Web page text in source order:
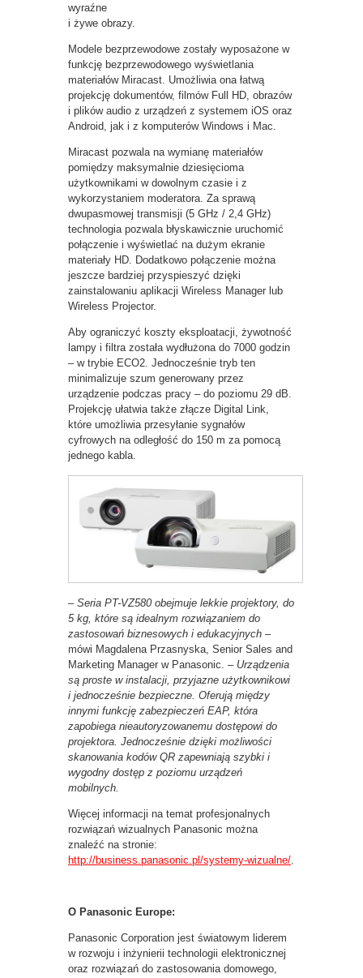
wyraźne
i żywe obrazy.
Modele bezprzewodowe zostały wyposażone w
funkcję bezprzewodowego wyświetlania
materiałów Miracast. Umożliwia ona łatwą
projekcję dokumentów, filmów Full HD, obrazów
i plików audio z urządzeń z systemem iOS oraz
Android, jak i z komputerów Windows i Mac.
Miracast pozwala na wymianę materiałów
pomiędzy maksymalnie dziesięcioma
użytkownikami w dowolnym czasie i z
wykorzystaniem moderatora. Za sprawą
dwupasmowej transmisji (5 GHz / 2,4 GHz)
technologia pozwala błyskawicznie uruchomić
połączenie i wyświetlać na dużym ekranie
materiały HD. Dodatkowo połączenie można
jeszcze bardziej przyspieszyć dzięki
zainstalowaniu aplikacji Wireless Manager lub
Wireless Projector.
Aby ograniczyć koszty eksploatacji, żywotność
lampy i filtra została wydłużona do 7000 godzin
– w trybie ECO2. Jednocześnie tryb ten
minimalizuje szum generowany przez
urządzenie podczas pracy – do poziomu 29 dB.
Projekcję ułatwia także złącze Digital Link,
które umożliwia przesyłanie sygnałów
cyfrowych na odległość do 150 m za pomocą
jednego kabla.
– Seria PT-VZ580 obejmuje lekkie projektory, do
5 kg, które są idealnym rozwiązaniem do
zastosowań biznesowych i edukacyjnych –
mówi Magdalena Przasnyska, Senior Sales and
Marketing Manager w Panasonic. – Urządzenia
są proste w instalacji, przyjazne użytkownikowi
i jednocześnie bezpieczne. Oferują między
innymi funkcję zabezpieczeń EAP, która
zapobiega nieautoryzowanemu dostępowi do
projektora. Jednocześnie dzięki możliwości
skanowania kodów QR zapewniają szybki i
wygodny dostęp z poziomu urządzeń
mobilnych.
Więcej informacji na temat profesjonalnych
rozwiązań wizualnych Panasonic można
znaleźć na stronie:
http://business.panasonic.pl/systemy-wizualne/.
O Panasonic Europe:
Panasonic Corporation jest światowym liderem
w rozwoju i inżynierii technologii elektronicznej
oraz rozwiązań do zastosowania domowego,